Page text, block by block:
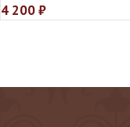
4 200₽